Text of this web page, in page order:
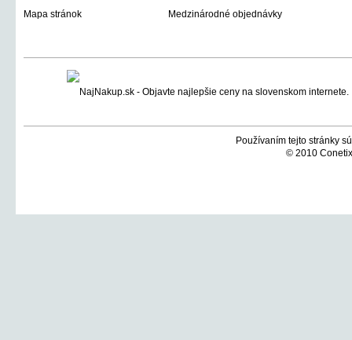
Mapa stránok
Medzinárodné objednávky
Používaním tejto stránky
© 2010